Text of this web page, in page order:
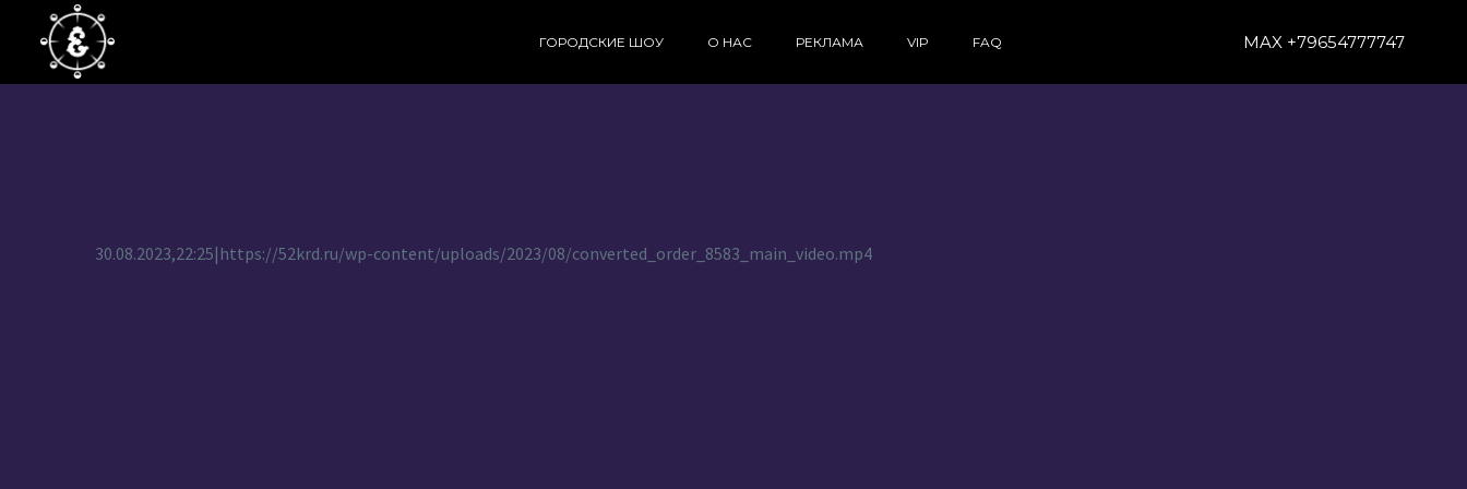
ГОРОДСКИЕ ШОУ О НАС РЕКЛАМА VIP FAQ MAX +79654777747
30.08.2023,22:25|https://52krd.ru/wp-content/uploads/2023/08/converted_order_8583_main_video.mp4